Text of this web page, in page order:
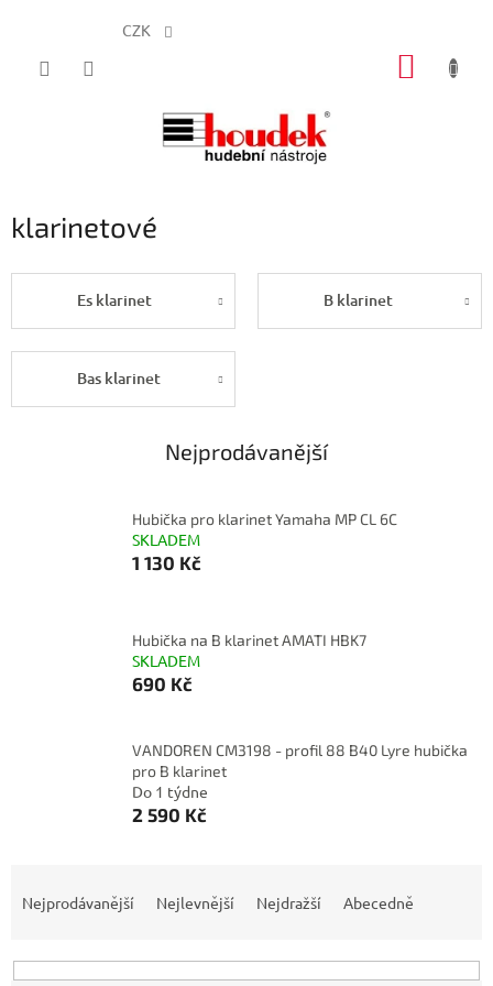
CZK
klarinetové
Es klarinet B klarinet
Bas klarinet
Nejprodávanější
Hubička pro klarinet Yamaha MP CL 6C
SKLADEM
1 130 Kč
Hubička na B klarinet AMATI HBK7
SKLADEM
690 Kč
VANDOREN CM3198 - profil 88 B40 Lyre hubička
pro B klarinet
Do 1 týdne
2 590 Kč
n
Nejprodávanější Nejlevnější Nejdražší Abecedně